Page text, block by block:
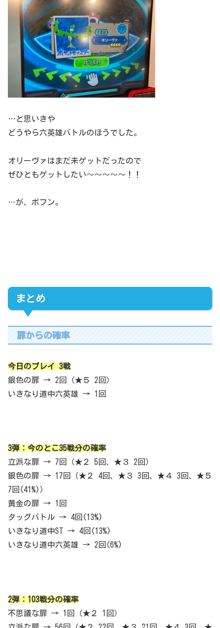
…と思いきや
どうやら六英雄バトルのほうでした。
オリーヴァはまだ未ゲットだったので
ぜひともゲットしたい～～～～～！！
…が、ボフン。
まとめ
扉からの確率
今日のプレイ 3戦
銀色の扉 → 2回（★５ 2回）
いきなり道中六英雄 → 1回
3弾：今のとこ35戦分の確率
立派な扉 → 7回（★２ 5回、★３ 2回）
銀色の扉 → 17回（★２ 4回、★３ 3回、★４ 3回、★５
7回(41%)）
黄金の扉 → 1回
タッグバトル → 4回(13%)
いきなり道中ST → 4回(13%)
いきなり道中六英雄 → 2回(6%)
2弾：103戦分の確率
不思議な扉 → 1回（★２ 1回）